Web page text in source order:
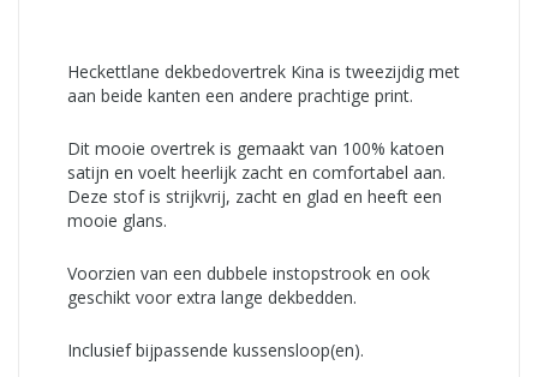
Heckettlane dekbedovertrek Kina is tweezijdig met
aan beide kanten een andere prachtige print.
Dit mooie overtrek is gemaakt van 100% katoen
satijn en voelt heerlijk zacht en comfortabel aan.
Deze stof is strijkvrij, zacht en glad en heeft een
mooie glans.
Voorzien van een dubbele instopstrook en ook
geschikt voor extra lange dekbedden.
Inclusief bijpassende kussensloop(en).